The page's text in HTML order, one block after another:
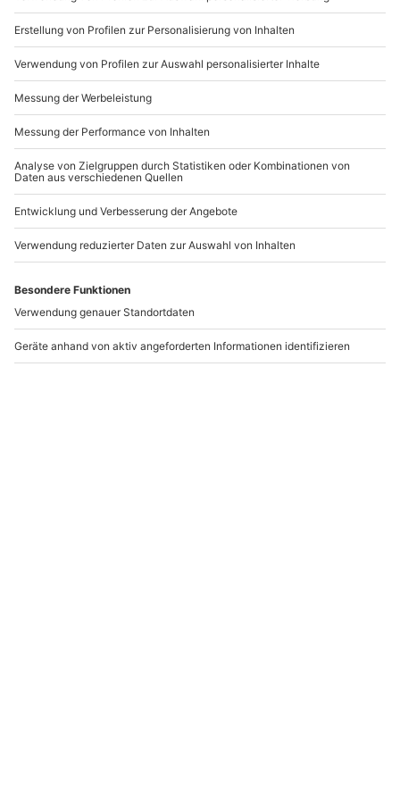
b2b@mydays.de
www.b2b.mydays.de/
Artikelnummer:46902
Andere Produkte entdecken
Frühstückszauber für 2
Wiesbaden
Weinwanderung
Ingelheim am Rhein für